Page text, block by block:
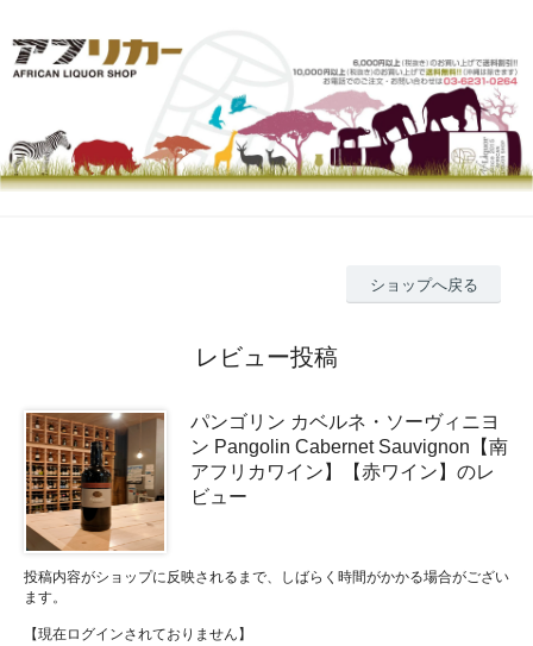
ショップへ戻る
レビュー投稿
パンゴリン カベルネ・ソーヴィニヨ
ン Pangolin Cabernet Sauvignon【南
アフリカワイン】【赤ワイン】のレ
ビュー
投稿内容がショップに反映されるまで、しばらく時間がかかる場合がござい
ます。
【現在ログインされておりません】